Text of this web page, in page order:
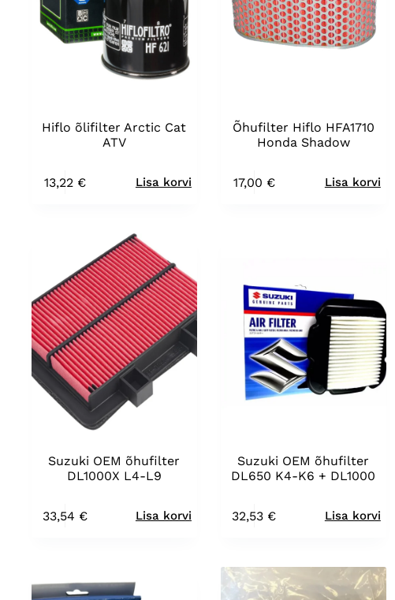
Hiflo õlifilter Arctic Cat
ATV
13,22 € Lisa korvi
Õhufilter Hiflo HFA1710
Honda Shadow
17,00 € Lisa korvi
Suzuki OEM õhufilter
DL1000X L4-L9
33,54 € Lisa korvi
Suzuki OEM õhufilter
DL650 K4-K6 + DL1000
32,53 € Lisa korvi